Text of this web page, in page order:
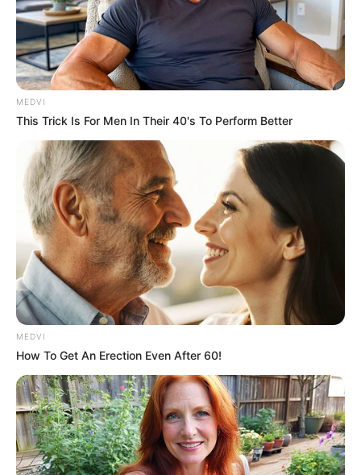
MEDVI
This Trick Is For Men In Their 40's To Perform Better
MEDVI
How To Get An Erection Even After 60!